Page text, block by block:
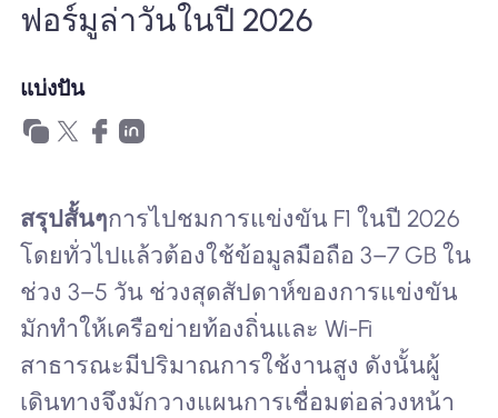
ฟอร์มูล่าวันในปี 2026
แบ่งปัน
สรุปสั้นๆการไปชมการแข่งขัน F1 ในปี 2026
โดยทั่วไปแล้วต้องใช้ข้อมูลมือถือ 3–7 GB ใน
ช่วง 3–5 วัน ช่วงสุดสัปดาห์ของการแข่งขัน
มักทำให้เครือข่ายท้องถิ่นและ Wi-Fi
สาธารณะมีปริมาณการใช้งานสูง ดังนั้นผู้
เดินทางจึงมักวางแผนการเชื่อมต่อล่วงหน้า